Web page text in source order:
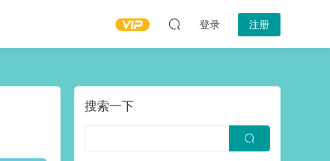
登录 注册
搜索一下